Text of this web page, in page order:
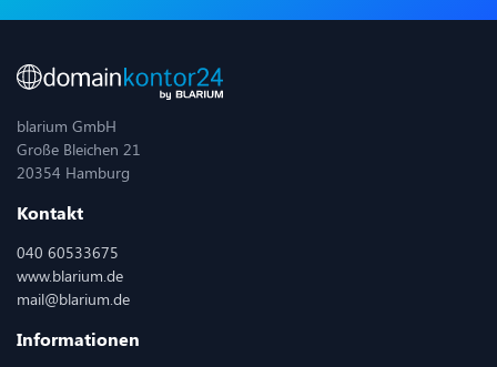
blarium GmbH
Große Bleichen 21
20354 Hamburg
Kontakt
040 60533675
www.blarium.de
mail@blarium.de
Informationen